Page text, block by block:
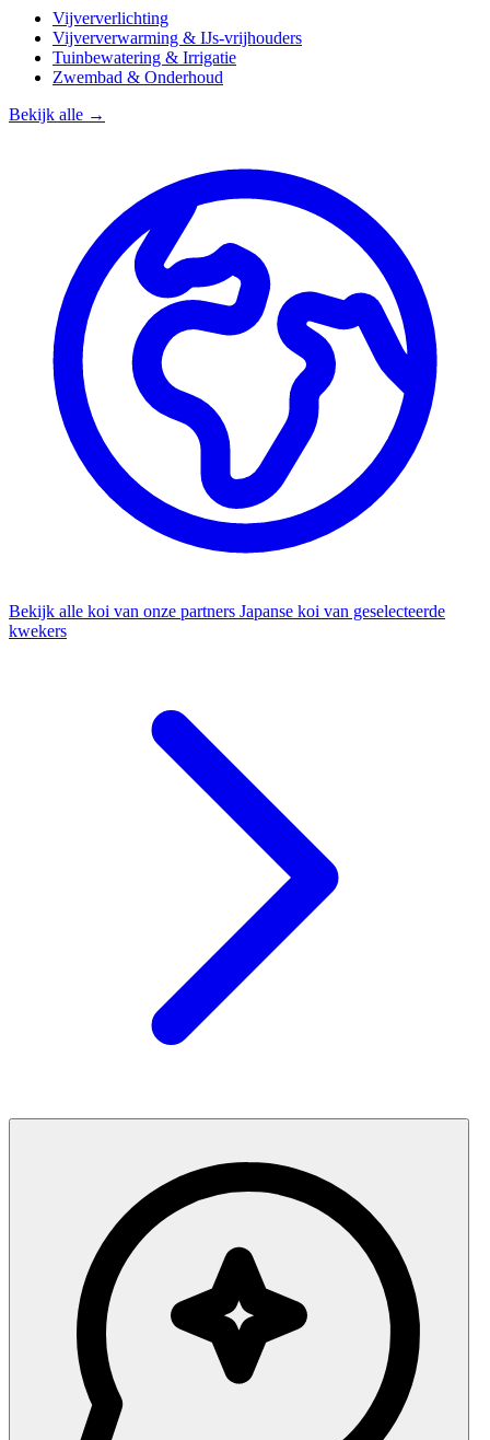
Vijververlichting
Vijververwarming & IJs-vrijhouders
Tuinbewatering & Irrigatie
Zwembad & Onderhoud
Bekijk alle →
Bekijk alle koi van onze partners Japanse koi van geselecteerde
kwekers